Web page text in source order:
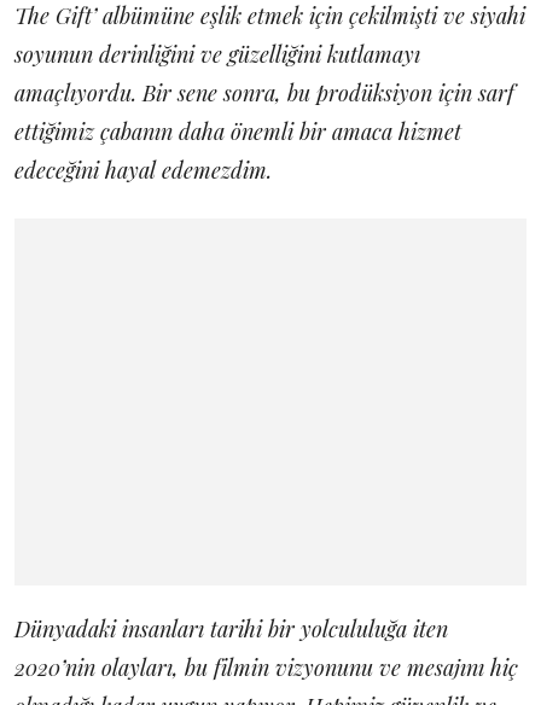
The Gift’ albümüne eşlik etmek için çekilmişti ve siyahi
soyunun derinliğini ve güzelliğini kutlamayı
amaçlıyordu. Bir sene sonra, bu prodüksiyon için sarf
ettiğimiz çabanın daha önemli bir amaca hizmet
edeceğini hayal edemezdim.
Dünyadaki insanları tarihi bir yolcululuğa iten
2020’nin olayları, bu filmin vizyonunu ve mesajını hiç